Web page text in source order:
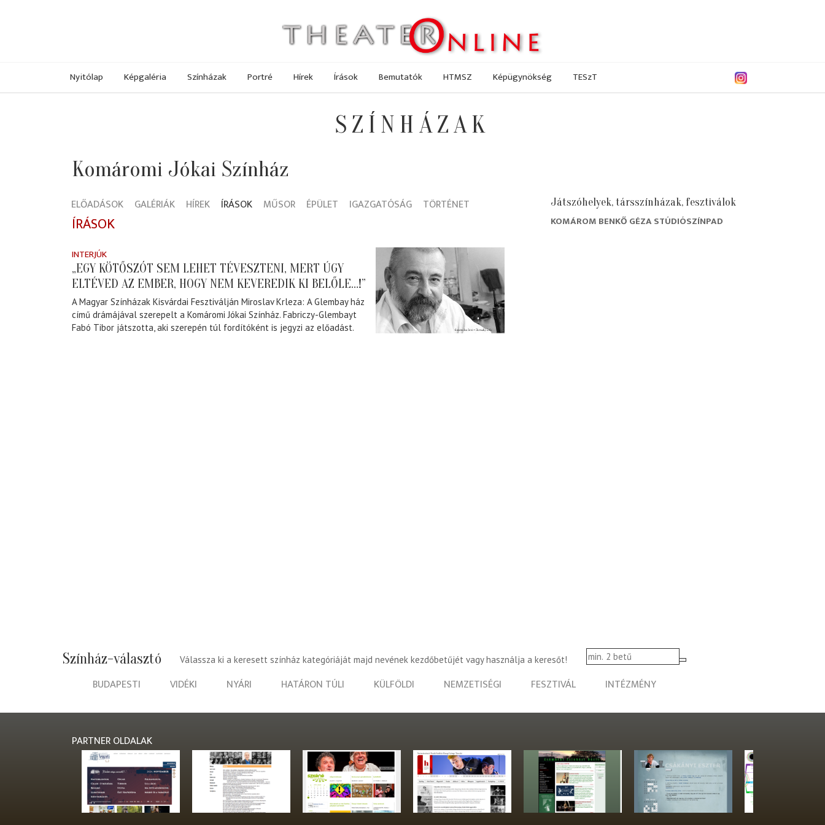
Nyitólap Képgaléria Színházak Portré Hírek Írások Bemutatók HTMSZ Képügynökség TESzT
SZÍNHÁZAK
Komáromi Jókai Színház
ELŐADÁSOK GALÉRIÁK HÍREK ÍRÁSOK MŰSOR ÉPÜLET IGAZGATÓSÁG TÖRTÉNET
ÍRÁSOK
INTERJÚK
„EGY KÖTŐSZÓT SEM LEHET TÉVESZTENI, MERT ÚGY
ELTÉVED AZ EMBER, HOGY NEM KEVEREDIK KI BELŐLE…!”
A Magyar Színházak Kisvárdai Fesztiválján Miroslav Krleza: A Glembay ház
című drámájával szerepelt a Komáromi Jókai Színház. Fabriczy-Glembayt
Fabó Tibor játszotta, aki szerepén túl fordítóként is jegyzi az előadást.
Játszóhelyek, társszínházak, fesztiválok
KOMÁROM BENKŐ GÉZA STÚDIÓSZÍNPAD
Színház-választó Válassza ki a keresett színház kategóriáját majd nevének kezdőbetűjét vagy használja a keresőt!
BUDAPESTI VIDÉKI NYÁRI HATÁRON TÚLI KÜLFÖLDI NEMZETISÉGI FESZTIVÁL INTÉZMÉNY
PARTNER OLDALAK